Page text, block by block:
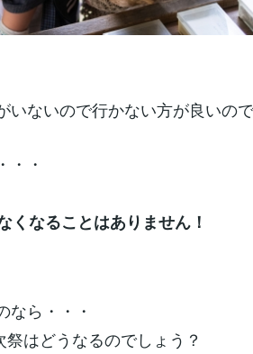
いないので行かない方が良いの
・・
くなることはありません！
なら・・・
はどうなるのでしょう？